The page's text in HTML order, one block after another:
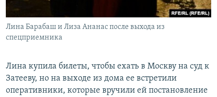
Лина Барабаш и Лиза Ананас после выхода из
спецприемника
Лина купила билеты, чтобы ехать в Москву на суд к
Затееву, но на выходе из дома ее встретили
оперативники, которые вручили ей постановление